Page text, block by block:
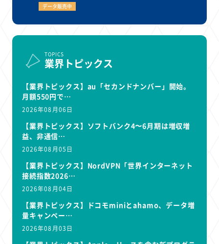
データ販売中
TOPICS
業界トピックス
【業界トピックス】au「セカンドナンバー」開始。
月額550円で…
2026年08月06日
【業界トピックス】ソフトバンク4〜6月期は増収増
益、非通信…
2026年08月05日
【業界トピックス】NordVPN「世界インターネット
接続指数2026…
2026年08月04日
【業界トピックス】ドコモminiとahamo、データ増
量キャンペー…
2026年08月03日